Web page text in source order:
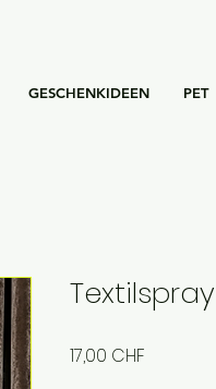
GESCHENKIDEEN PET
17,00 CHF